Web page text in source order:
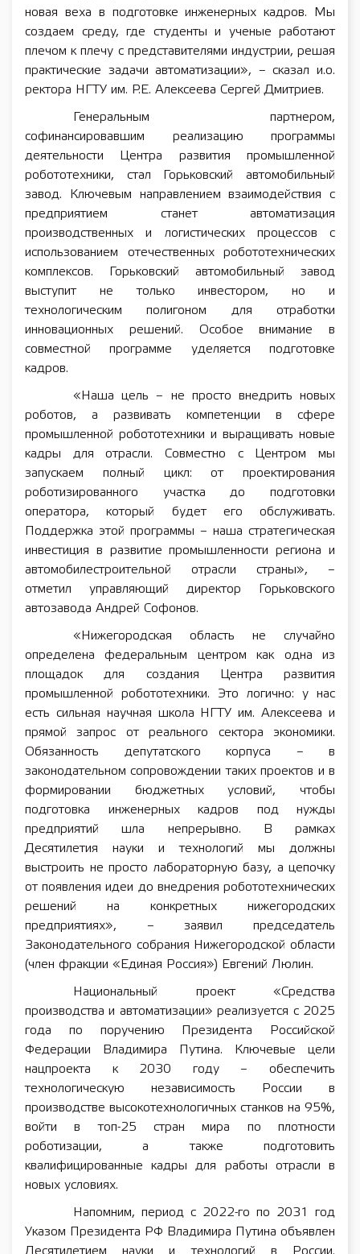
новая веха в подготовке инженерных кадров. Мы
создаем среду, где студенты и ученые работают
плечом к плечу с представителями индустрии, решая
практические задачи автоматизации», – сказал и.о.
ректора НГТУ им. Р.Е. Алексеева Сергей Дмитриев.
Генеральным партнером,
софинансировавшим реализацию программы
деятельности Центра развития промышленной
робототехники, стал Горьковский автомобильный
завод. Ключевым направлением взаимодействия с
предприятием станет автоматизация
производственных и логистических процессов с
использованием отечественных робототехнических
комплексов. Горьковский автомобильный завод
выступит не только инвестором, но и
технологическим полигоном для отработки
инновационных решений. Особое внимание в
совместной программе уделяется подготовке
кадров.
«Наша цель – не просто внедрить новых
роботов, а развивать компетенции в сфере
промышленной робототехники и выращивать новые
кадры для отрасли. Совместно с Центром мы
запускаем полный цикл: от проектирования
роботизированного участка до подготовки
оператора, который будет его обслуживать.
Поддержка этой программы – наша стратегическая
инвестиция в развитие промышленности региона и
автомобилестроительной отрасли страны», –
отметил управляющий директор Горьковского
автозавода Андрей Софонов.
«Нижегородская область не случайно
определена федеральным центром как одна из
площадок для создания Центра развития
промышленной робототехники. Это логично: у нас
есть сильная научная школа НГТУ им. Алексеева и
прямой запрос от реального сектора экономики.
Обязанность депутатского корпуса – в
законодательном сопровождении таких проектов и в
формировании бюджетных условий, чтобы
подготовка инженерных кадров под нужды
предприятий шла непрерывно. В рамках
Десятилетия науки и технологий мы должны
выстроить не просто лабораторную базу, а цепочку
от появления идеи до внедрения робототехнических
решений на конкретных нижегородских
предприятиях», – заявил председатель
Законодательного собрания Нижегородской области
(член фракции «Единая Россия») Евгений Люлин.
Национальный проект «Средства
производства и автоматизации» реализуется с 2025
года по поручению Президента Российской
Федерации Владимира Путина. Ключевые цели
нацпроекта к 2030 году – обеспечить
технологическую независимость России в
производстве высокотехнологичных станков на 95%,
войти в топ-25 стран мира по плотности
роботизации, а также подготовить
квалифицированные кадры для работы отрасли в
новых условиях.
Напомним, период с 2022-го по 2031 год
Указом Президента РФ Владимира Путина объявлен
Десятилетием науки и технологий в России.